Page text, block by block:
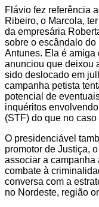
Flávio fez referência
Ribeiro, o Marcola,
da empresária
sobre o escândalo
Antunes. Ela é amiga
anunciou que deixou
sido deslocado em
campanha petista
potencial de
inquéritos
(STF) do que no caso
O presidenciável
promotor de Justiça,
associar a
combate à
conversa com a
no Nordeste, região